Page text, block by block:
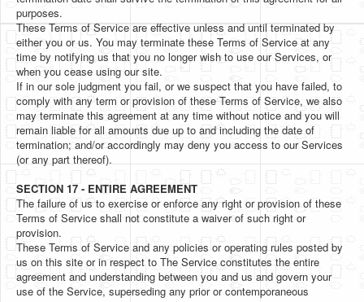
purposes.
These Terms of Service are effective unless and until terminated by
either you or us. You may terminate these Terms of Service at any
time by notifying us that you no longer wish to use our Services, or
when you cease using our site.
If in our sole judgment you fail, or we suspect that you have failed, to
comply with any term or provision of these Terms of Service, we also
may terminate this agreement at any time without notice and you will
remain liable for all amounts due up to and including the date of
termination; and/or accordingly may deny you access to our Services
(or any part thereof).
SECTION 17 - ENTIRE AGREEMENT
The failure of us to exercise or enforce any right or provision of these
Terms of Service shall not constitute a waiver of such right or
provision.
These Terms of Service and any policies or operating rules posted by
us on this site or in respect to The Service constitutes the entire
agreement and understanding between you and us and govern your
use of the Service, superseding any prior or contemporaneous